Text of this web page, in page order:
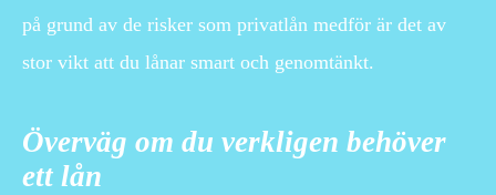
på grund av de risker som privatlån medför är det av
stor vikt att du lånar smart och genomtänkt.
Överväg om du verkligen behöver
ett lån